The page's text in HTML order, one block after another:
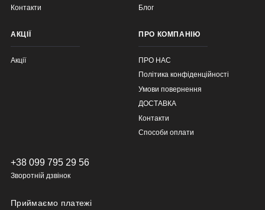
Контакти Блог
АКЦІЇ
Акції
ПРО КОМПАНІЮ
ПРО НАС
Політика конфіденційності
Умови повернення
ДОСТАВКА
Контакти
Способи оплати
+38 099 795 29 56
Зворотній дзвінок
Приймаємо платежі